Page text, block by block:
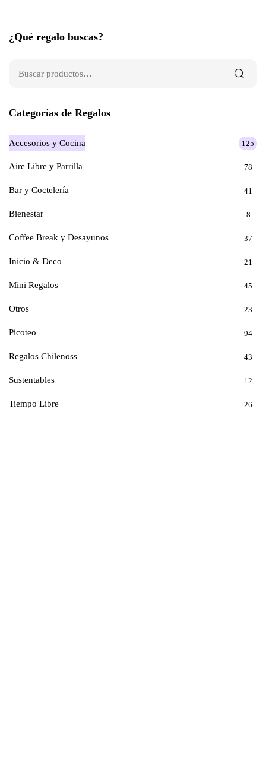
¿Qué regalo buscas?
Categorías de Regalos
Accesorios y Cocina 125
Aire Libre y Parrilla 78
Bar y Coctelería 41
Bienestar 8
Coffee Break y Desayunos 37
Inicio & Deco 21
Mini Regalos 45
Otros 23
Picoteo 94
Regalos Chilenoss 43
Sustentables 12
Tiempo Libre 26